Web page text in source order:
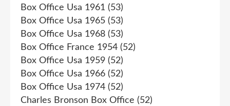
Box Office Usa 1961 (53)
Box Office Usa 1965 (53)
Box Office Usa 1968 (53)
Box Office France 1954 (52)
Box Office Usa 1959 (52)
Box Office Usa 1966 (52)
Box Office Usa 1974 (52)
Charles Bronson Box Office (52)